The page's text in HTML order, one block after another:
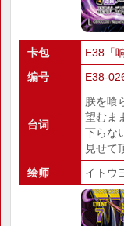
卡包
E38「
编号
E38-
台词
朕を喰
望むま
下らな
見せて
绘师
イトウ